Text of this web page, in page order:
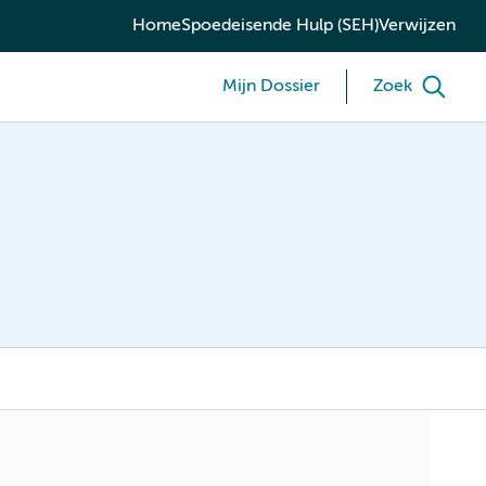
HomeSpoedeisende Hulp (SEH)Verwijzen
Mijn Dossier Zoek